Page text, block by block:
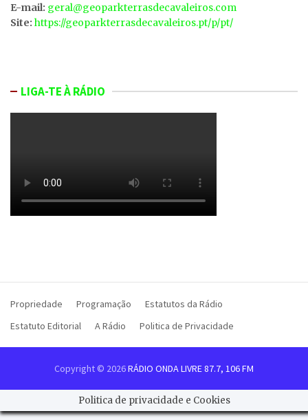
E-mail: geral@geoparkterrasdecavaleiros.com
Site: https://geoparkterrasdecavaleiros.pt/p/pt/
LIGA-TE À RÁDIO
Propriedade Programação
Estatutos da Rádio
Estatuto Editorial
A Rádio Politica de Privacidade
Copyright © 2026RÁDIO ONDA LIVRE 87.7, 106 FM
Politica de privacidade e Cookies